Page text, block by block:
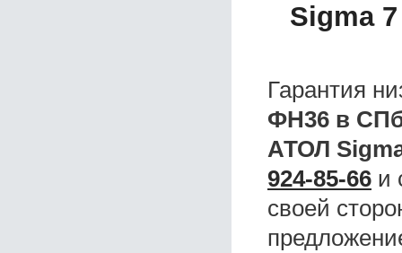
Sigma
Гарантия
ФН36 в
АТОЛ
924-85-66 и
своей